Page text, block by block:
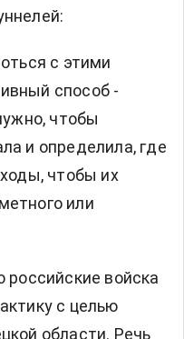
с этими
способ -
чтобы
и определила, где
чтобы их
или
войска
с целью
области. Речь